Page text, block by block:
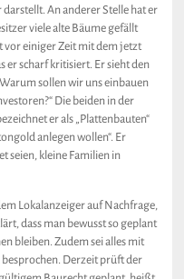
An anderer Stelle hat er
viele alte Bäume gefällt
einiger Zeit mit dem jetzt
er scharf kritisiert. Er sieht den
sollen wir uns einbauen
Die beiden in der
er als „Plattenbauten“
anlegen wollen“. Er
seien, kleine Familien in
Lokalanzeiger auf Nachfrage,
dass man bewusst so geplant
bleiben. Zudem sei alles mit
Derzeit prüft der